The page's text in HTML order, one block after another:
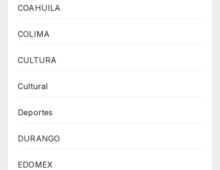
COAHUILA
COLIMA
CULTURA
Cultural
Deportes
DURANGO
EDOMEX